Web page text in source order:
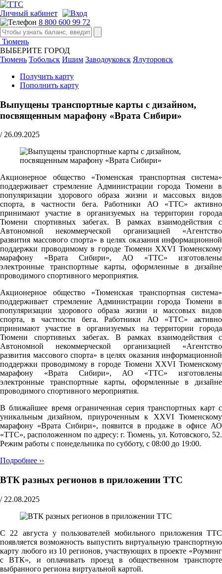
Личный кабинет
8 800 600 99 72
Тюмень
ВЫБЕРИТЕ ГОРОД
Тюмень Тобольск Ишим Заводоуковск Ялуторовск
Получить карту
Пополнить карту
Выпущены транспортные карты с дизайном,
посвященным марафону «Врата Сибири»
/ 26.09.2025
Акционерное общество «Тюменская транспортная система»
поддерживает стремление Администрации города Тюмени в
популяризации здорового образа жизни и массовых видов
спорта, в частности бега. Работники АО «ТТС» активно
принимают участие в организуемых на территории города
Тюмени спортивных забегах. В рамках взаимодействия с
Автономной некоммерческой организацией «Агентство
развития массового спорта» в целях оказания информационной
поддержки проводимому в городе Тюмени XXVI Тюменскому
марафону «Врата Сибири», АО «ТТС» изготовлены
электронные транспортные карты, оформленные в дизайне
проводимого спортивного мероприятия.
Акционерное общество «Тюменская транспортная система»
поддерживает стремление Администрации города Тюмени в
популяризации здорового образа жизни и массовых видов
спорта, в частности бега. Работники АО «ТТС» активно
принимают участие в организуемых на территории города
Тюмени спортивных забегах. В рамках взаимодействия с
Автономной некоммерческой организацией «Агентство
развития массового спорта» в целях оказания информационной
поддержки проводимому в городе Тюмени XXVI Тюменскому
марафону «Врата Сибири», АО «ТТС» изготовлены
электронные транспортные карты, оформленные в дизайне
проводимого спортивного мероприятия.
В ближайшее время ограниченная серия транспортных карт с
уникальным дизайном, приуроченным к XXVI Тюменскому
марафону «Врата Сибири», появится в продаже в офисе АО
«ТТС», расположенном по адресу: г. Тюмень, ул. Котовского, 52.
Pежим работы с понедельника по субботу, с 08:00 до 19:00.
Подробнее ››
ВТК разных регионов в приложении ТТС
/ 22.08.2025
С 22 августа у пользователей мобильного приложения ТТС
появляется возможность выпустить виртуальную транспортную
карту любого из 10 регионов, участвующих в проекте «Роуминг
с ВТК», и оплачивать проезд в общественном транспорте
выбранного региона виртуальной картой.